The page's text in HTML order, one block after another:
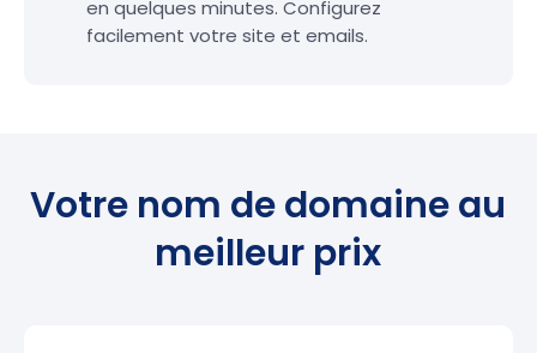
en quelques minutes. Configurez
facilement votre site et emails.
Votre nom de domaine au
meilleur prix